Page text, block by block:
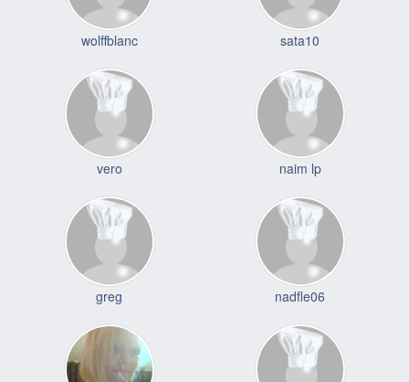
wolffblanc sata10
vero naim lp
greg nadfle06